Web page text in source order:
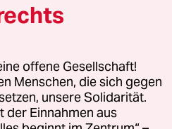
scheitert
offene Gesellschaft!
Menschen, die sich gegen
unsere Solidarität.
der Einnahmen aus